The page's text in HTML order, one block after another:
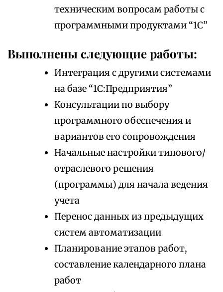
техническим вопросам работы с
программными продуктами “1С”
Выполнены следующие работы:
Интеграция с другими системами
на базе “1С:Предприятия”
Консультации по выбору
программного обеспечения и
вариантов его сопровождения
Начальные настройки типового/
отраслевого решения
(программы) для начала ведения
учета
Перенос данных из предыдущих
систем автоматизации
Планирование этапов работ,
составление календарного плана
работ